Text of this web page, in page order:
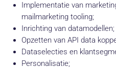
Implementatie van
mailmarketing tooling;
Inrichting van datamodellen;
Opzetten van API data
Dataselecties en
Personalisatie;